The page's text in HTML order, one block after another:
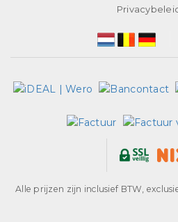
Alle prijzen zijn inclusief BTW,